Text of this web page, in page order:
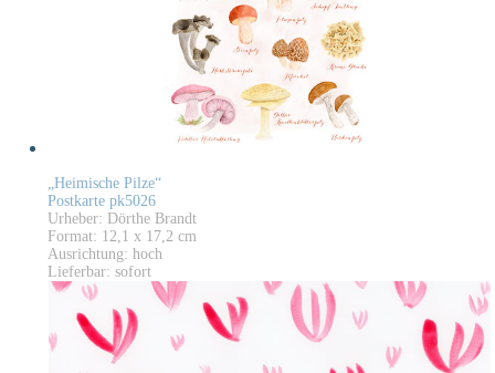
„Heimische Pilze“
Postkarte pk5026
Urheber: Dörthe Brandt
Format: 12,1 x 17,2 cm
Ausrichtung: hoch
Lieferbar: sofort